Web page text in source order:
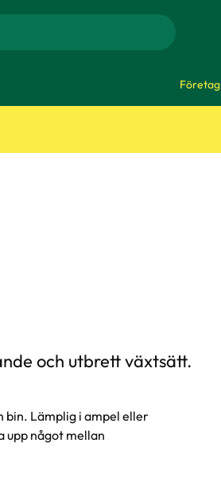
Företag
och utbrett växtsätt.
bin. Lämplig i ampel eller
upp något mellan